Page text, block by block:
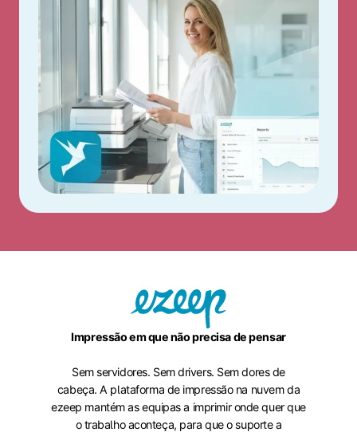
Impressão em que não precisa de pensar
Sem servidores. Sem drivers. Sem dores de
cabeça. A plataforma de impressão na nuvem da
ezeep mantém as equipas a imprimir onde quer que
o trabalho aconteça, para que o suporte a